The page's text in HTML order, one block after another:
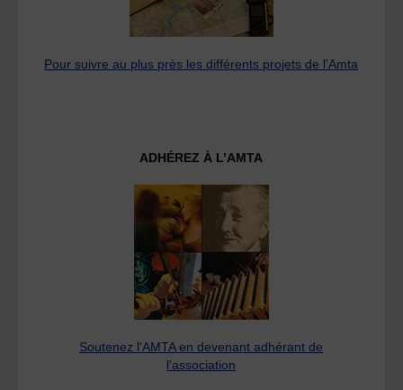
Pour suivre au plus près les différents projets de l’Amta
ADHÉREZ À L’AMTA
Soutenez l'AMTA en devenant adhérant de
l'association